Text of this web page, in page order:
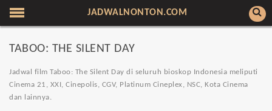
JADWALNONTON.COM
TABOO: THE SILENT DAY
Jadwal film Taboo: The Silent Day di seluruh bioskop Indonesia meliputi
Cinema 21, XXI, Cinepolis, CGV, Platinum Cineplex, NSC, Kota Cinema
dan lainnya.